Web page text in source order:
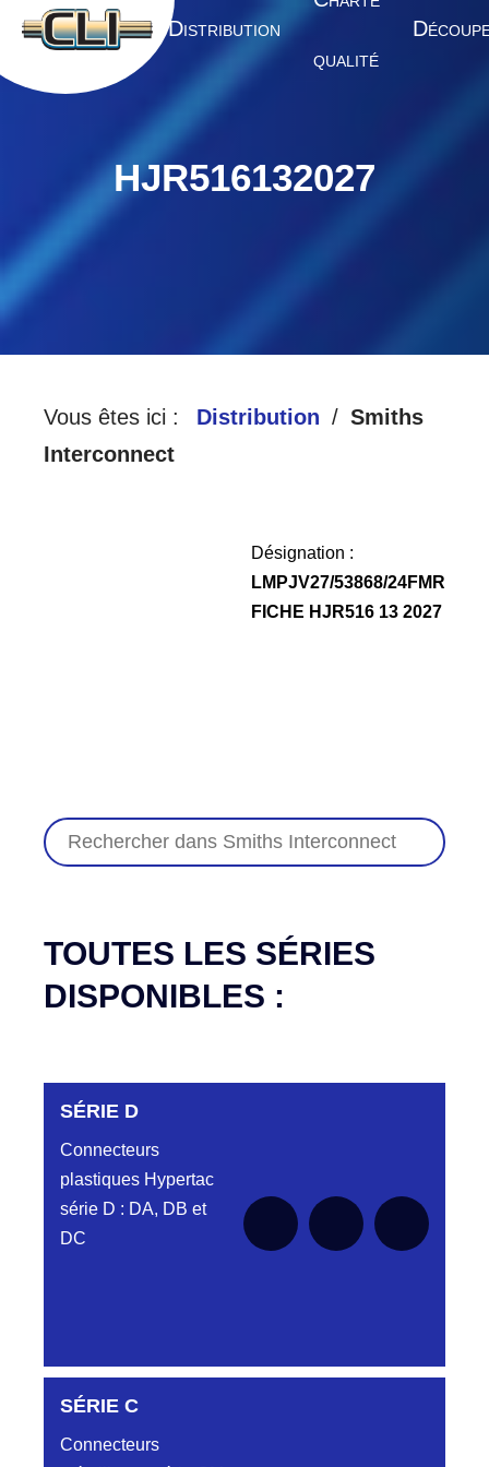
A CCUEIL DISTRIBUTION
QUALITÉ
D
HJR516132027
Vous êtes ici : Distribution
Smiths
Interconnect
Désignation :
LMPJV27/53868/24FMR
FICHE HJR516 13 2027
TOUTES LES SÉRIES
DISPONIBLES :
SÉRIE D
Connecteurs
plastiques Hypertac
série D : DA, DB et
DC
DC6122340N
D03EC612MT CONNECTEUR NOIR
SÉRIE C
Connecteurs